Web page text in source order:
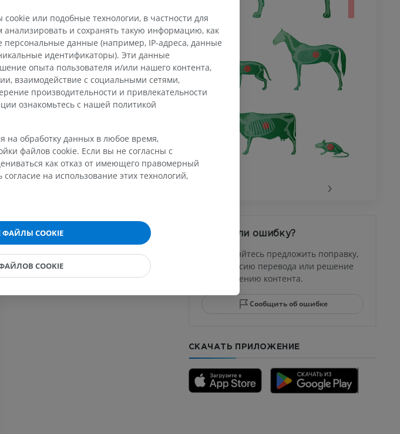
›
Заметили ошибку?
Не стесняйтесь предложить поправку,
свою версию перевода или решение
по улучшению контента.
Сообщить об ошибке
СКАЧАТЬ ПРИЛОЖЕНИЕ
или подобные технологии, в частности для
и сохранять такую информацию, как
персональные данные (например, IP-адреса, данные
идентификаторы). Эти данные
опыта пользователя и/или нашего контента,
взаимодействие с социальными сетями,
производительности и привлекательности
ознакомьтесь с нашей политикой
на обработку данных в любое время,
файлов cookie. Если вы не согласны с
как отказ от имеющего правомерный
на использование этих технологий,
COOKIE
COOKIE